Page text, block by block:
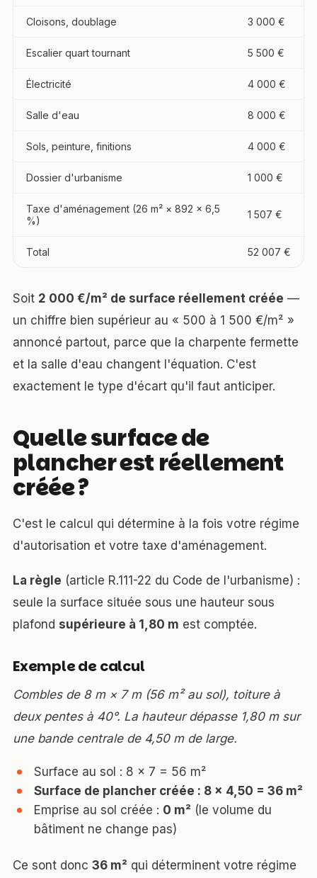
Cloisons, doublage 3 000 €
Escalier quart tournant 5 500 €
Électricité 4 000 €
Salle d'eau 8 000 €
Sols, peinture, finitions 4 000 €
Dossier d'urbanisme 1 000 €
Taxe d'aménagement (26 m² × 892 × 6,5
%)
1 507 €
Total 52 007 €
Soit 2 000 €/m² de surface réellement créée —
un chiffre bien supérieur au « 500 à 1 500 €/m² »
annoncé partout, parce que la charpente fermette
et la salle d'eau changent l'équation. C'est
exactement le type d'écart qu'il faut anticiper.
Quelle surface de
plancher est réellement
créée ?
C'est le calcul qui détermine à la fois votre régime
d'autorisation et votre taxe d'aménagement.
La règle (article R.111-22 du Code de l'urbanisme) :
seule la surface située sous une hauteur sous
plafond supérieure à 1,80 m est comptée.
Exemple de calcul
Combles de 8 m × 7 m (56 m² au sol), toiture à
deux pentes à 40°. La hauteur dépasse 1,80 m sur
une bande centrale de 4,50 m de large.
Surface au sol : 8 × 7 = 56 m²
Surface de plancher créée : 8 × 4,50 = 36 m²
Emprise au sol créée : 0 m² (le volume du
bâtiment ne change pas)
Ce sont donc 36 m² qui déterminent votre régime